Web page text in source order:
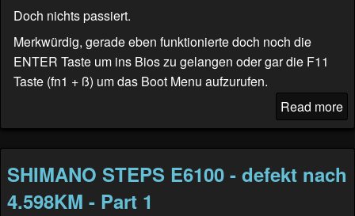
Doch nichts passiert.
Merkwürdig, gerade eben funktionierte doch noch die
ENTER Taste um ins Bios zu gelangen oder gar die F11
Taste (fn1 + ß) um das Boot Menu aufzurufen.
Read more
SHIMANO STEPS E6100 - defekt nach
4.598KM - Part 1